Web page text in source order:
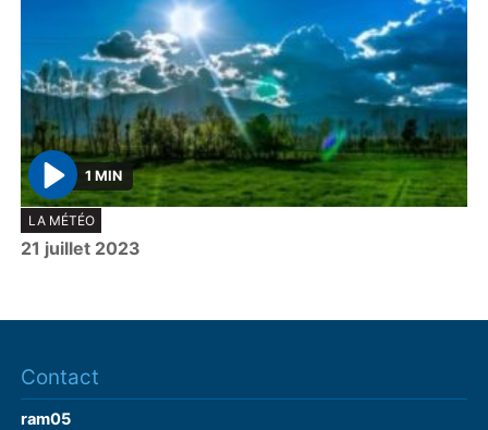
P
l
a
1 MIN
LA MÉTÉO
21 juillet 2023
Contact
ram05